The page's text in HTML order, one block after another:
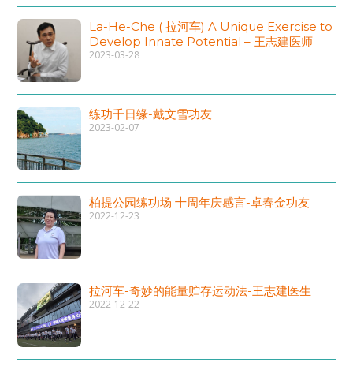
La-He-Che ( 拉河车) A Unique Exercise to
Develop Innate Potential – 王志建医师
2023-03-28
练功千日缘-戴文雪功友
2023-02-07
柏提公园练功场 十周年庆感言-卓春金功友
2022-12-23
拉河车-奇妙的能量贮存运动法-王志建医生
2022-12-22